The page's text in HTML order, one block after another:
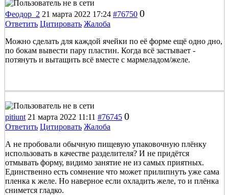
Феодор_2 21 марта 2022 17:24 #76750 0
Ответить Цитировать Жалоба
Можно сделать для каждой ячейки по её форме ещё одно дно,
по бокам вывести пару пластин. Когда всё застывает -
потянуть и вытащить всё вместе с мармеладом/желе.
pitiunt 21 марта 2022 11:11 #76745 0
Ответить Цитировать Жалоба
А не пробовали обычную пищевую упаковочную плёнку
использовать в качестве разделителя? И не придётся
отмывать форму, видимо занятие не из самых приятных.
Единственно есть сомнение что может прилипнуть уже сама
пленка к желе. Но наверное если охладить желе, то и плёнка
снимется гладко.